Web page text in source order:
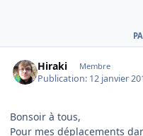
Hiraki Membre
Publication: 12 janvier
Bonsoir à tous,
Pour mes déplacements